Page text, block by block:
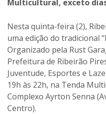
Multicultural, exceto
Nesta quinta-feira (2),
uma edição do tradicional
Organizado pela Rust
Prefeitura de Ribeirão
Juventude, Esportes e
19h às 22h, na Tenda
Complexo Ayrton Senna
Centro).